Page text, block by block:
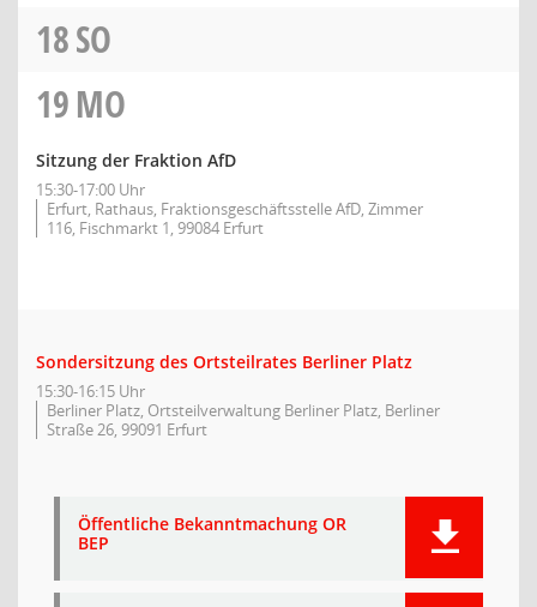
18SO
19MO
Sitzung der Fraktion AfD
15:30-17:00 Uhr
Erfurt, Rathaus, Fraktionsgeschäftsstelle AfD, Zimmer
116, Fischmarkt 1, 99084 Erfurt
Sondersitzung des Ortsteilrates Berliner Platz
15:30-16:15 Uhr
Berliner Platz, Ortsteilverwaltung Berliner Platz, Berliner
Straße 26, 99091 Erfurt
Öffentliche Bekanntmachung OR
BEP